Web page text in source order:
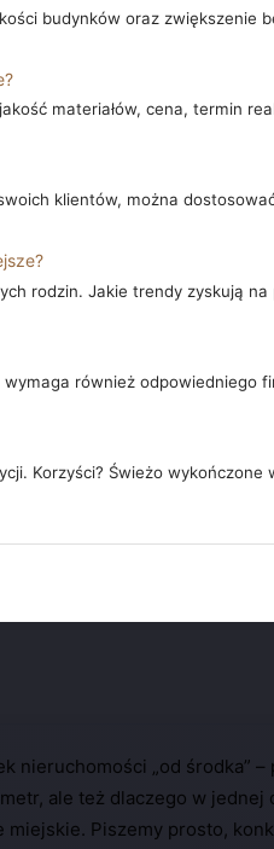
budynków oraz zwiększenie
materiałów, cena, termin
klientów, można
rodzin. Jakie trendy zyskują
również odpowiedniego
Korzyści? Świeżo
nieruchomości „od środka”
ale też dlaczego w jednej
Piszemy prosto,